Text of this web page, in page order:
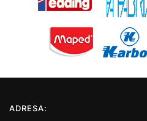
ADRESA: